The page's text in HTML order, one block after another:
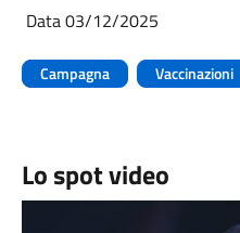
Data 03/12/2025
Campagna Vaccinazioni
Lo spot video